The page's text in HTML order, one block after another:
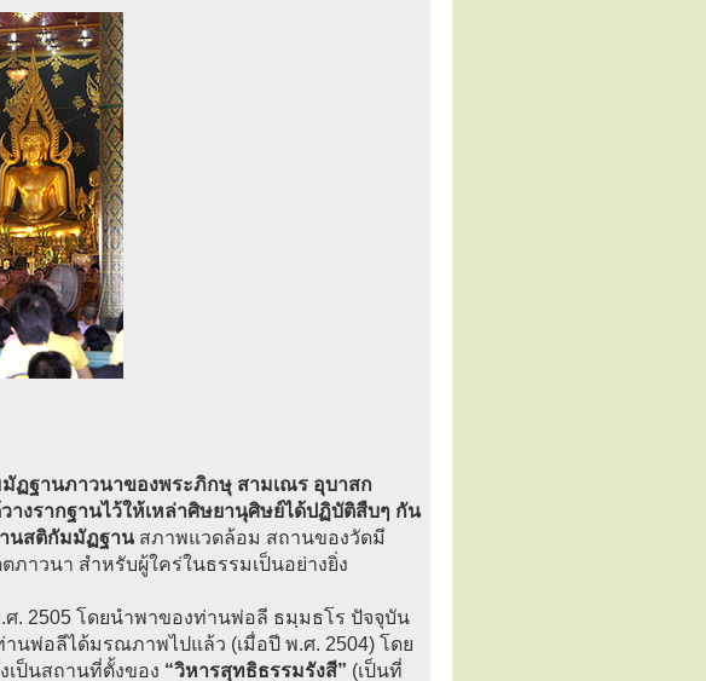
ฏฐานภาวนาของพระภิกษุ สามเณร อุบาสก
งรากฐานไว้ให้เหล่าศิษยานุศิษย์ได้ปฏิบัติสืบๆ กัน
นสติกัมมัฏฐานสภาพแวดล้อม สถานของวัดมี
ภาวนา สำหรับผู้ใคร่ในธรรมเป็นอย่างยิ่ง
. 2505 โดยนำพาของท่านพ่อลี ธมฺมธโร ปัจจุบัน
นพ่อลีได้มรณภาพไปแล้ว (เมื่อปี พ.ศ. 2504) โดย
ป็นสถานที่ตั้งของ “วิหารสุทธิธรรมรังสี” (เป็นที่